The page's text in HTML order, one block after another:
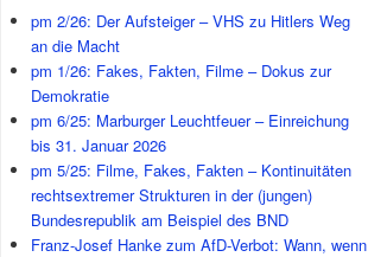
Bereichpm 2/26: Der Aufsteiger – VHS zu Hitlers Weg
an die Macht
pm 1/26: Fakes, Fakten, Filme – Dokus zur
Demokratie
pm 6/25: Marburger Leuchtfeuer – Einreichung
bis 31. Januar 2026
pm 5/25: Filme, Fakes, Fakten – Kontinuitäten
rechtsextremer Strukturen in der (jungen)
Bundesrepublik am Beispiel des BND
Franz-Josef Hanke zum AfD-Verbot: Wann, wenn